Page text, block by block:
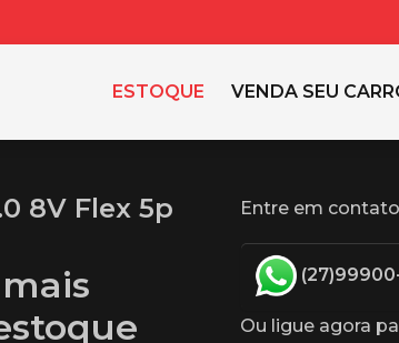
ESTOQUE VENDA SEU
8V Flex 5p
Entre em
Ou ligue agora